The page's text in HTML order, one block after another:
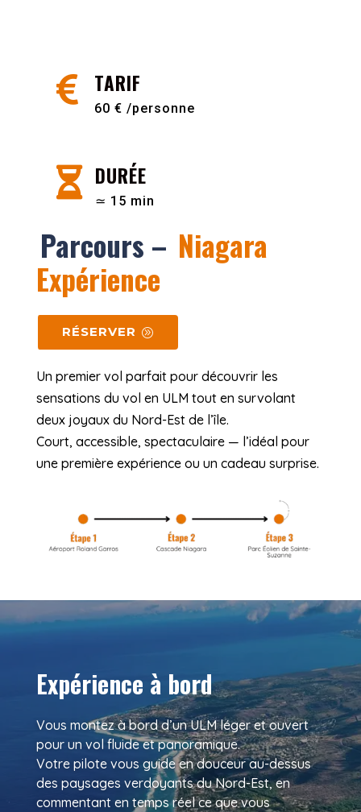
 TARIF
60 € /personne
 DURÉE
≃ 15 min
Parcours – Niagara
Expérience
RÉSERVER
Un premier vol parfait pour découvrir les
sensations du vol en ULM tout en survolant
deux joyaux du Nord-Est de l’île.
Court, accessible, spectaculaire — l’idéal pour
une première expérience ou un cadeau surprise.
Expérience à bord
Vous montez à bord d’un ULM léger et ouvert
pour un vol fluide et panoramique.
Votre pilote vous guide en douceur au-dessus
des paysages verdoyants du Nord-Est, en
commentant en temps réel ce que vous